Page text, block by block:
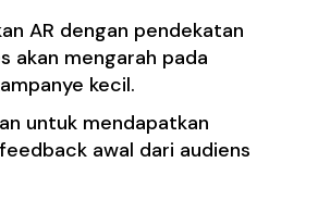
AR dengan pendekatan
akan mengarah pada
kecil.
untuk mendapatkan
awal dari audiens